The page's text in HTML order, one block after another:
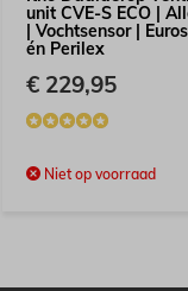
unit CVE-S ECO |
| Vochtsensor |
én Perilex
€ 229,95
Niet op voorraad